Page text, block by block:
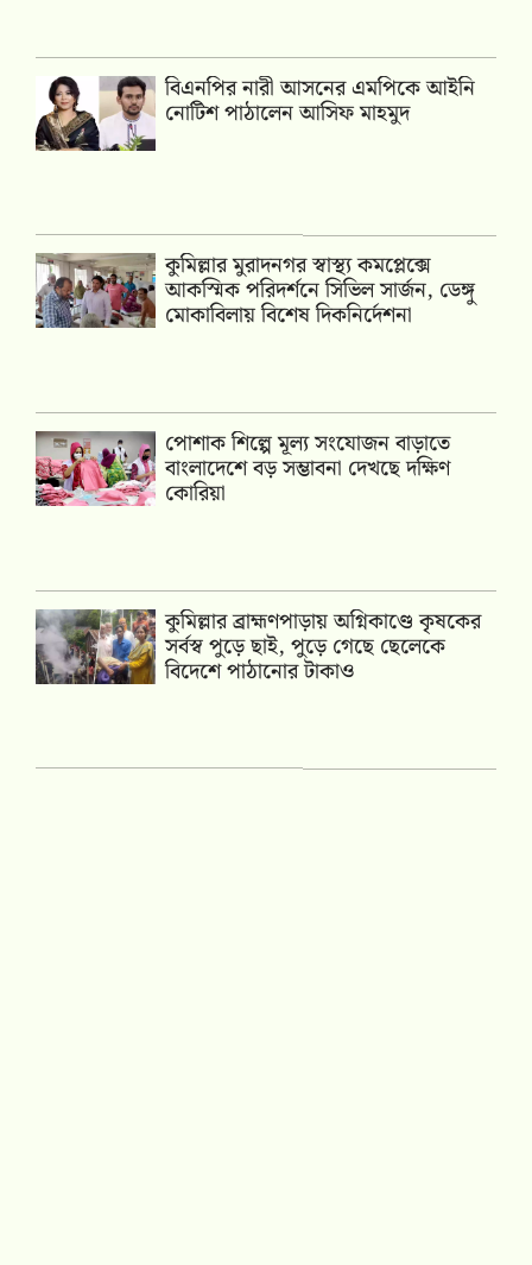
বিএনপির নারী আসনের এমপিকে আইনি
নোটিশ পাঠালেন আসিফ মাহমুদ
কুমিল্লার মুরাদনগর স্বাস্থ্য কমপ্লেক্সে
আকস্মিক পরিদর্শনে সিভিল সার্জন, ডেঙ্গু
মোকাবিলায় বিশেষ দিকনির্দেশনা
পোশাক শিল্পে মূল্য সংযোজন বাড়াতে
বাংলাদেশে বড় সম্ভাবনা দেখছে দক্ষিণ
কোরিয়া
কুমিল্লার ব্রাহ্মণপাড়ায় অগ্নিকাণ্ডে কৃষকের
সর্বস্ব পুড়ে ছাই, পুড়ে গেছে ছেলেকে
বিদেশে পাঠানোর টাকাও